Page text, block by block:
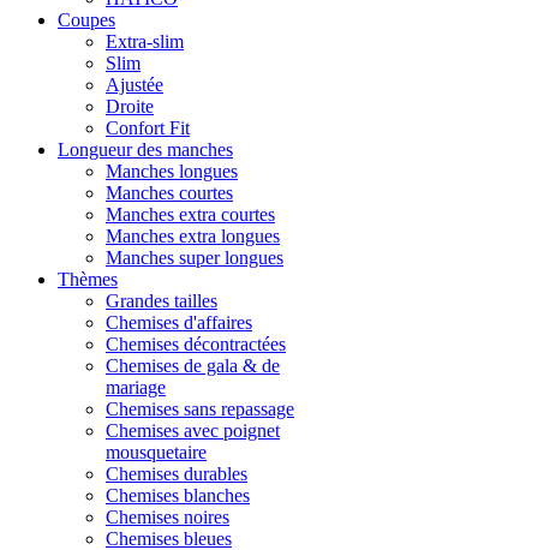
Coupes
Extra-slim
Slim
Ajustée
Droite
Confort Fit
Longueur des manches
Manches longues
Manches courtes
Manches extra courtes
Manches extra longues
Manches super longues
Thèmes
Grandes tailles
Chemises d'affaires
Chemises décontractées
Chemises de gala & de
mariage
Chemises sans repassage
Chemises avec poignet
mousquetaire
Chemises durables
Chemises blanches
Chemises noires
Chemises bleues